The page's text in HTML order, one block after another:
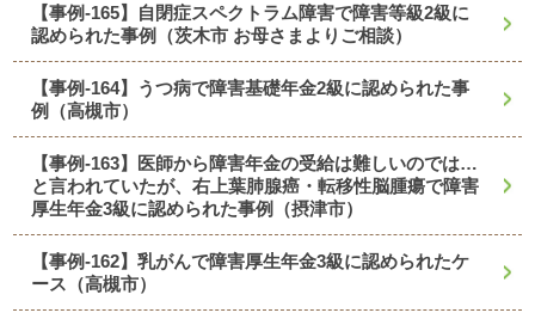
【事例-165】自閉症スペクトラム障害で障害等級2級に
認められた事例（茨木市 お母さまよりご相談）
【事例-164】うつ病で障害基礎年金2級に認められた事
例（高槻市）
【事例-163】医師から障害年金の受給は難しいのでは…
と言われていたが、右上葉肺腺癌・転移性脳腫瘍で障害
厚生年金3級に認められた事例（摂津市）
【事例-162】乳がんで障害厚生年金3級に認められたケ
ース（高槻市）